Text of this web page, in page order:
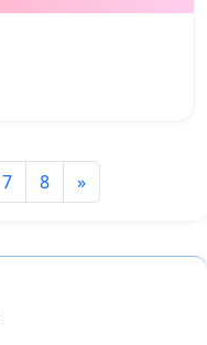
7 8 »